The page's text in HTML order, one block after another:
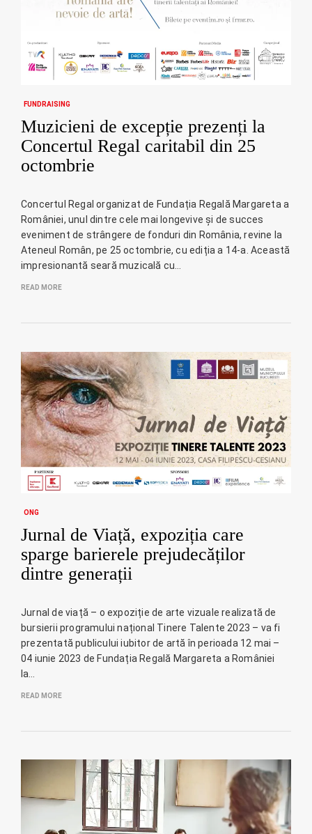
FUNDRAISING
Muzicieni de excepție prezenți la
Concertul Regal caritabil din 25
octombrie
Concertul Regal organizat de Fundația Regală Margareta a
României, unul dintre cele mai longevive și de succes
eveniment de strângere de fonduri din România, revine la
Ateneul Român, pe 25 octombrie, cu ediția a 14-a. Această
impresionantă seară muzicală cu…
READ MORE
ONG
Jurnal de Viață, expoziția care
sparge barierele prejudecăților
dintre generații
Jurnal de viață – o expoziție de arte vizuale realizată de
bursierii programului național Tinere Talente 2023 – va fi
prezentată publicului iubitor de artă în perioada 12 mai –
04 iunie 2023 de Fundația Regală Margareta a României
la…
READ MORE